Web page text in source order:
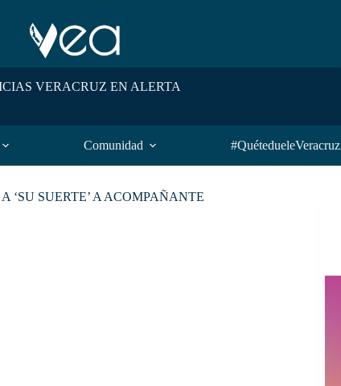
VERACRUZ EN ALERTA
Comunidad #QuétedueleVeracruz
‘SU SUERTE’ A ACOMPAÑANTE